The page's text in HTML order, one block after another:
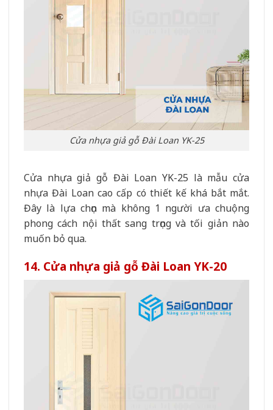
Cửa nhựa giả gỗ Đài Loan YK-25
Cửa nhựa giả gỗ Đài Loan YK-25 là mẫu cửa
nhựa Đài Loan cao cấp có thiết kế khá bắt mắt.
Đây là lựa chọn mà không 1 người ưa chuộng
phong cách nội thất sang trọng và tối giản nào
muốn bỏ qua.
14. Cửa nhựa giả gỗ Đài Loan YK-20